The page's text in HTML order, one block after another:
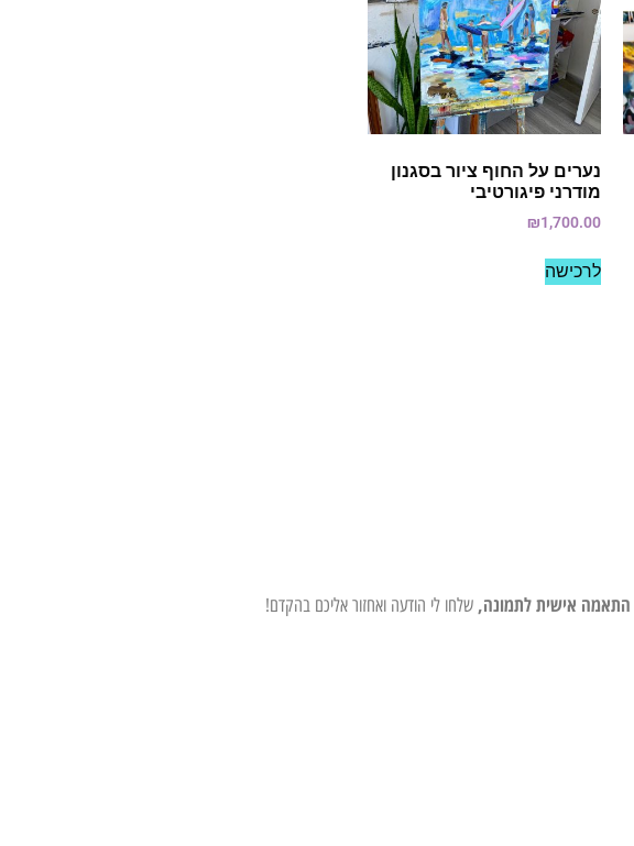
נערים על החוף ציור בסגנון
מודרני פיגורטיבי
₪1,700.00
לרכישה
התאמה אישית לתמונה, שלחו לי הודעה ואחזור אליכם בהקדם!